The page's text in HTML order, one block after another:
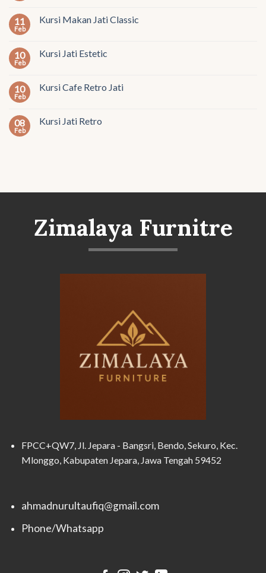
11
Feb
Kursi Makan Jati Classic
10
Feb
Kursi Jati Estetic
10
Feb
Kursi Cafe Retro Jati
08
Feb
Kursi Jati Retro
Zimalaya Furnitre
FPCC+QW7, Jl. Jepara - Bangsri, Bendo, Sekuro, Kec.
Mlonggo, Kabupaten Jepara, Jawa Tengah 59452
ahmadnurultaufiq@gmail.com
Phone/Whatsapp